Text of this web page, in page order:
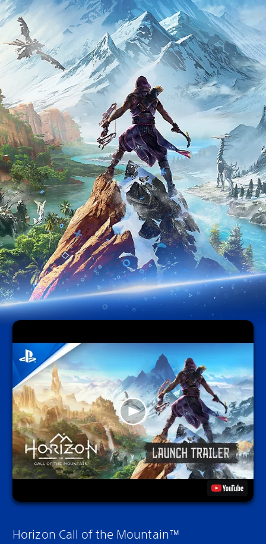
Horizon Call of the Mountain™